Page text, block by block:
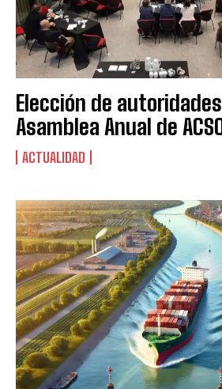
Elección de
Asamblea Anual de
ACTUALIDAD